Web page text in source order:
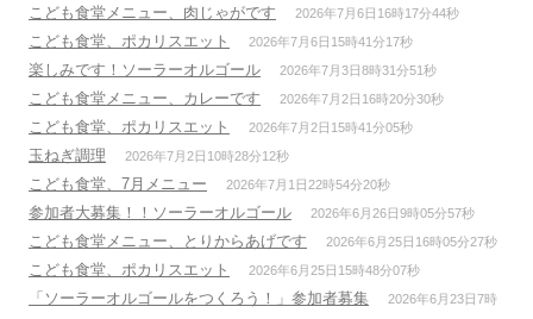
こども食堂メニュー、肉じゃがです 2026年7月6日16時17分44秒
こども食堂、ポカリスエット 2026年7月6日15時41分17秒
楽しみです！ソーラーオルゴール 2026年7月3日8時31分51秒
こども食堂メニュー、カレーです 2026年7月2日16時20分30秒
こども食堂、ポカリスエット 2026年7月2日15時41分05秒
玉ねぎ調理 2026年7月2日10時28分12秒
こども食堂、7月メニュー 2026年7月1日22時54分20秒
参加者大募集！！ソーラーオルゴール 2026年6月26日9時05分57秒
こども食堂メニュー、とりからあげです 2026年6月25日16時05分27秒
こども食堂、ポカリスエット 2026年6月25日15時48分07秒
「ソーラーオルゴールをつくろう！」参加者募集
2026年6月23日7時